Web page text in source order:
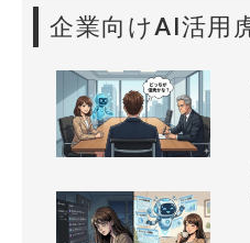
企業向けAI活用